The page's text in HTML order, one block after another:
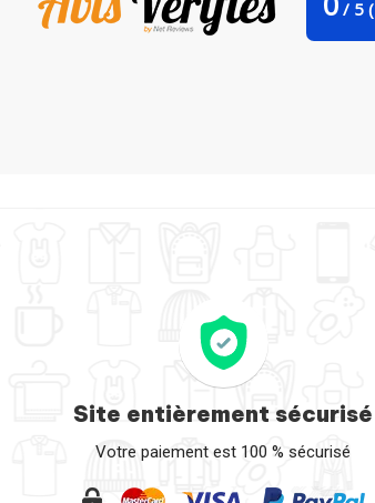
/ 5 (
Site entièrement sécurisé
Votre paiement est 100 % sécurisé